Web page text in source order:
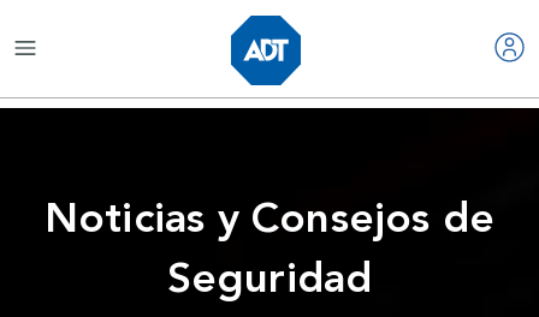
Noticias y Consejos de
Seguridad